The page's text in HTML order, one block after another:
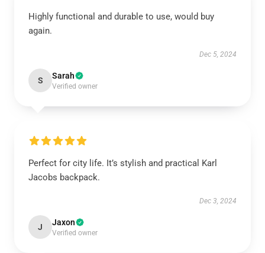
Highly functional and durable to use, would buy
again.
Dec 5, 2024
S Sarah
Verified owner
Perfect for city life. It’s stylish and practical Karl
Jacobs backpack.
Dec 3, 2024
J Jaxon
Verified owner